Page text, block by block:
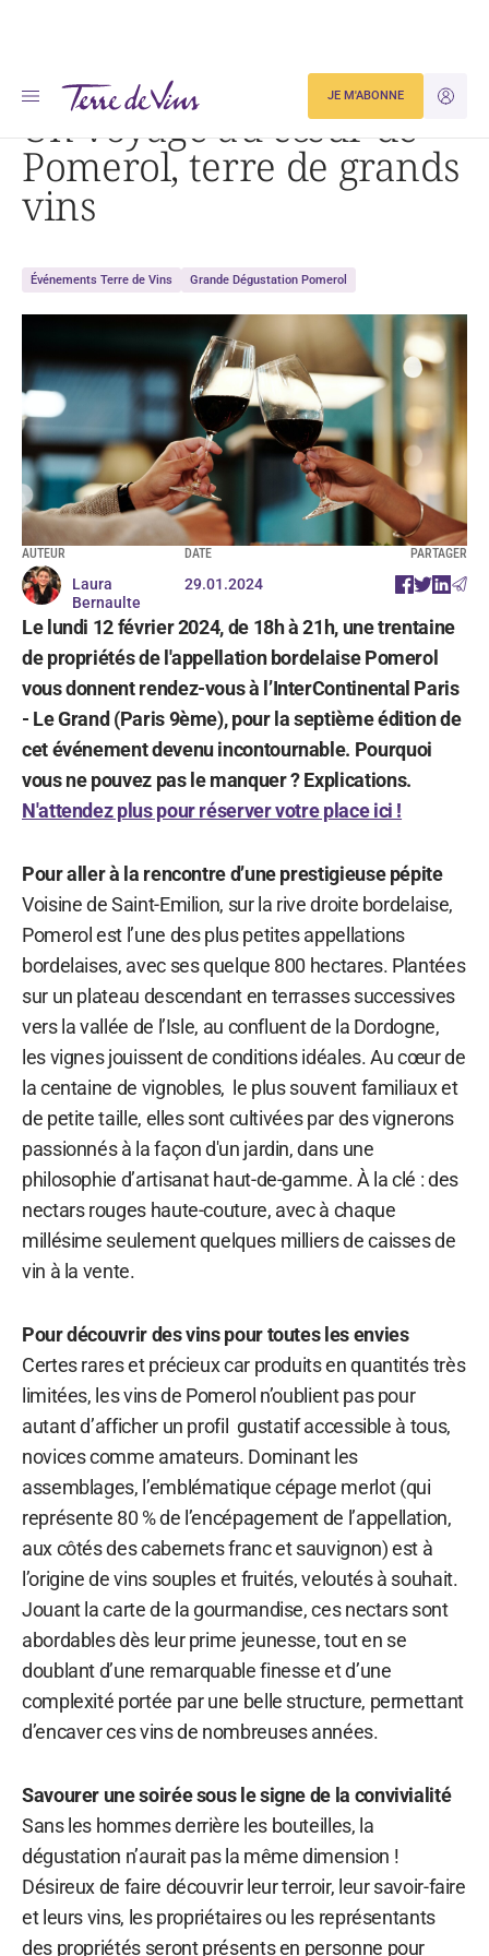
JE
JE M'ABONNE
Accueil Dégustation Un voyage au cœur de Pomerol, terre de grands vins
Un voyage au cœur de
Pomerol, terre de grands
vins
Événements Terre de Vins Grande Dégustation Pomerol
AUTEUR
Laura
Bernaulte
DATE
29.01.2024
PARTAGER
Le lundi 12 février 2024, de 18h à 21h, une trentaine
de propriétés de l'appellation bordelaise Pomerol
vous donnent rendez-vous à l’InterContinental Paris
- Le Grand (Paris 9ème), pour la septième édition de
cet événement devenu incontournable. Pourquoi
vous ne pouvez pas le manquer ? Explications.
N'attendez plus pour réserver votre place ici !
Pour aller à la rencontre d’une prestigieuse pépite
Voisine de Saint-Emilion, sur la rive droite bordelaise,
Pomerol est l’une des plus petites appellations
bordelaises, avec ses quelque 800 hectares. Plantées
sur un plateau descendant en terrasses successives
vers la vallée de l’Isle, au confluent de la Dordogne,
les vignes jouissent de conditions idéales. Au cœur de
la centaine de vignobles, le plus souvent familiaux et
de petite taille, elles sont cultivées par des vignerons
passionnés à la façon d'un jardin, dans une
philosophie d’artisanat haut-de-gamme. À la clé : des
nectars rouges haute-couture, avec à chaque
millésime seulement quelques milliers de caisses de
vin à la vente.
Pour découvrir des vins pour toutes les envies
Certes rares et précieux car produits en quantités très
limitées, les vins de Pomerol n’oublient pas pour
autant d’afficher un profil gustatif accessible à tous,
novices comme amateurs. Dominant les
assemblages, l’emblématique cépage merlot (qui
représente 80 % de l’encépagement de l’appellation,
aux côtés des cabernets franc et sauvignon) est à
l’origine de vins souples et fruités, veloutés à souhait.
Jouant la carte de la gourmandise, ces nectars sont
abordables dès leur prime jeunesse, tout en se
doublant d’une remarquable finesse et d’une
complexité portée par une belle structure, permettant
d’encaver ces vins de nombreuses années.
Savourer une soirée sous le signe de la convivialité
Sans les hommes derrière les bouteilles, la
dégustation n’aurait pas la même dimension !
Désireux de faire découvrir leur terroir, leur savoir-faire
et leurs vins, les propriétaires ou les représentants
des propriétés seront présents en personne pour